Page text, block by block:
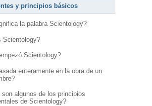
y principios básicos
la palabra Scientology?
Scientology?
Scientology?
enteramente en la obra de un
son algunos de los principios
de Scientology?